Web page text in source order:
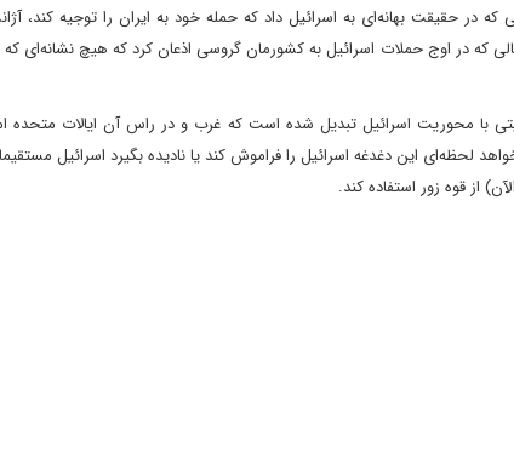
در حقیقت بهانه‌ای به اسرائیل داد که حمله خود به ایران را توجیه کند،
که در اوج حملات اسرائیل به کشورمان گروسی اذعان کرد که هیچ نشانه‌ای که
با محوریت اسرائیل تبدیل شده است که غرب و در راس آن ایالات متحده
لحظه‌ای این دغدغه اسرائیل را فراموش کند یا نادیده بگیرد اسرائیل
از قوه زور استفاده کند.